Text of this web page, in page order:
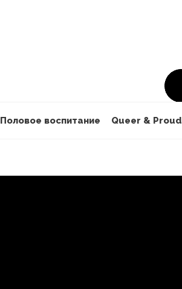
Половое воспитание Queer & Proud